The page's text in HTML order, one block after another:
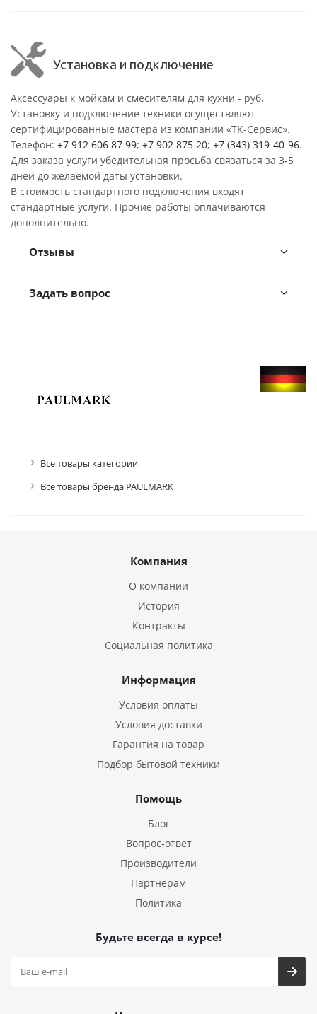
Установка и подключение
Аксессуары к мойкам и смесителям для кухни - руб.
Установку и подключение техники осуществляют
сертифицированные мастера из компании «ТК-Сервис».
Телефон: +7 912 606 87 99; +7 902 875 20; +7 (343) 319-40-96.
Для заказа услуги убедительная просьба связаться за 3-5
дней до желаемой даты установки.
В стоимость стандартного подключения входят
стандартные услуги. Прочие работы оплачиваются
дополнительно.
Отзывы
Задать вопрос
Все товары категории
Все товары бренда PAULMARK
Компания
О компании
История
Контракты
Социальная политика
Информация
Условия оплаты
Условия доставки
Гарантия на товар
Подбор бытовой техники
Помощь
Блог
Вопрос-ответ
Производители
Партнерам
Политика
Будьте всегда в курсе!